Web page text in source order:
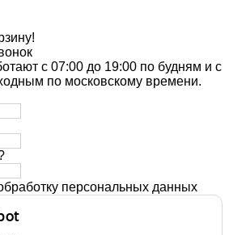
с 07:00 до 19:00 по будням и с
по московскому времени.
персональных данных